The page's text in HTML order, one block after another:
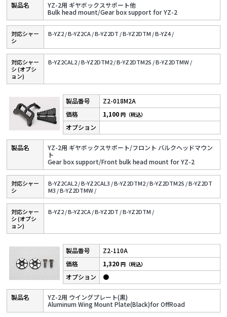
YZ-2用 ギヤボックスサポート他
Bulk head mount/Gear box support for YZ-2
対応シャー
シ
B-YZ2 /B-YZ2CA /B-YZ2DT /B-YZ2DTM /B-YZ4 /
対応シャー
シ (オプシ
ョン)
B-YZ2CAL2 /B-YZ2DTM2 /B-YZ2DTM2S /B-YZ2DTMW /
Z2-018M2A
YZ-2用 ギヤボックスサポート/フロント バルクヘッドマウン
ト
Gear box support/Front bulk head mount for YZ-2
1,100円（税込）
対応シャー
シ
B-YZ2CAL2 /B-YZ2CAL3 /B-YZ2DTM2 /B-YZ2DTM2S /B-YZ2DT
M3 /B-YZ2DTMW /
対応シャー
シ (オプシ
ョン)
B-YZ2 /B-YZ2CA /B-YZ2DT /B-YZ2DTM /
Z2-110A
YZ-2用 ウイングプレート(黒)
Aluminum Wing Mount Plate(Black)for OffRoad
1,320円（税込）
●